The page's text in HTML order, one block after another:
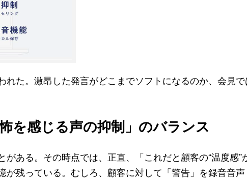
た。激昂した発言がどこまでソフトになるのか、会見
を感じる声の抑制」のバランス
ある。その時点では、正直、「これだと顧客の“温度感”
残っている。むしろ、顧客に対して「警告」を録音音声